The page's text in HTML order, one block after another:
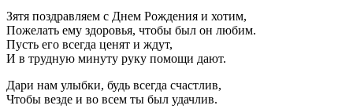
Зятя поздравляем с Днем Рождения и хотим,
Пожелать ему здоровья, чтобы был он любим.
Пусть его всегда ценят и ждут,
И в трудную минуту руку помощи дают.
Дари нам улыбки, будь всегда счастлив,
Чтобы везде и во всем ты был удачлив.